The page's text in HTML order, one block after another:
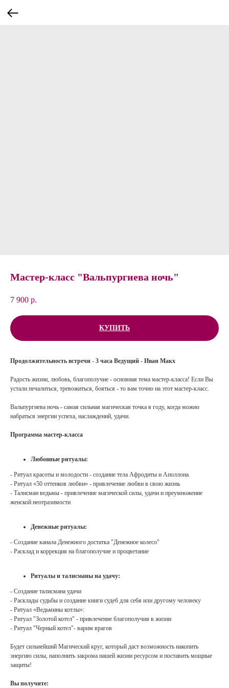
Мастер-класс "Вальпургиева ночь"
7 900 р.
КУПИТЬ
Продолжительность встречи - 3 часа Ведущий - Иван Макх
Радость жизни, любовь, благополучие - основная тема мастер-класса! Если Вы
устали печалиться, тревожиться, бояться - то вам точно на этот мастер-класс.
Вальпургиева ночь - самая сильная магическая точка в году, когда можно
набраться энергии успеха, наслаждений, удачи.
Программа мастер-класса
Любовные ритуалы:
- Ритуал красоты и молодости - создание тела Афродиты и Аполлона
- Ритуал «50 оттенков любви» - привлечение любви в свою жизнь
- Талисман ведьмы - привлечение магической силы, удачи и преумножение
женской неотразимости
Денежные ритуалы:
- Создание канала Денежного достатка "Денежное колесо"
- Расклад и коррекция на благополучие и процветание
Ритуалы и талисманы на удачу:
- Создание талисмана удачи
- Расклады судьбы и создание книги судеб для себя или другому человеку
- Ритуал «Ведьмины котлы»:
- Ритуал "Золотой котел" - привлечение благополучия в жизни
- Ритуал "Черный котел"- варим врагов
Будет сильнейший Магический круг, который даст возможность накопить
энергию силы, наполнить закрома нашей жизни ресурсом и поставить мощные
защиты!
Вы получите: